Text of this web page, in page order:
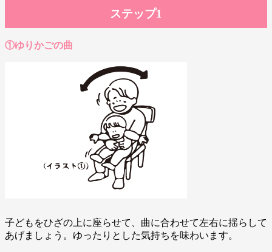
ステップ1
①ゆりかごの曲
子どもをひざの上に座らせて、曲に合わせて左右に揺らして
あげましょう。ゆったりとした気持ちを味わいます。